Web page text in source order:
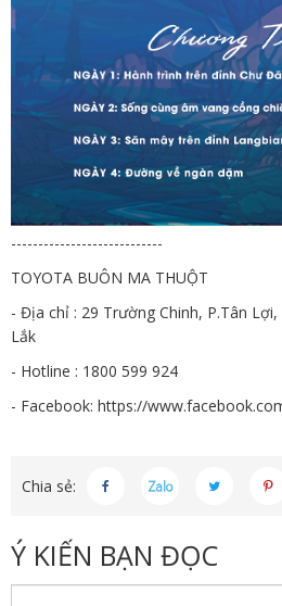
----------------------------
TOYOTA BUÔN MA THUỘT
- Địa chỉ : 29 Trường Chinh, P.Tân
Lắk
- Hotline : 1800 599 924
- Facebook: https://
Chia sẻ:
Ý KIẾN BẠN ĐỌC